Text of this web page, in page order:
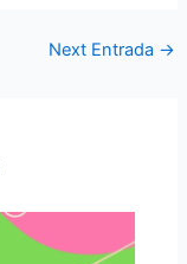
Next Entrada →